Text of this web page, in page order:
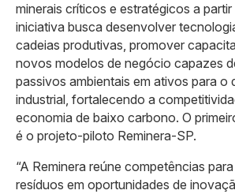
minerais críticos e estratégicos a
iniciativa busca desenvolver
cadeias produtivas, promover
novos modelos de negócio capazes
passivos ambientais em ativos para o
industrial, fortalecendo a
economia de baixo carbono. O
é o projeto-piloto Reminera-SP.
“A Reminera reúne competências
resíduos em oportunidades de